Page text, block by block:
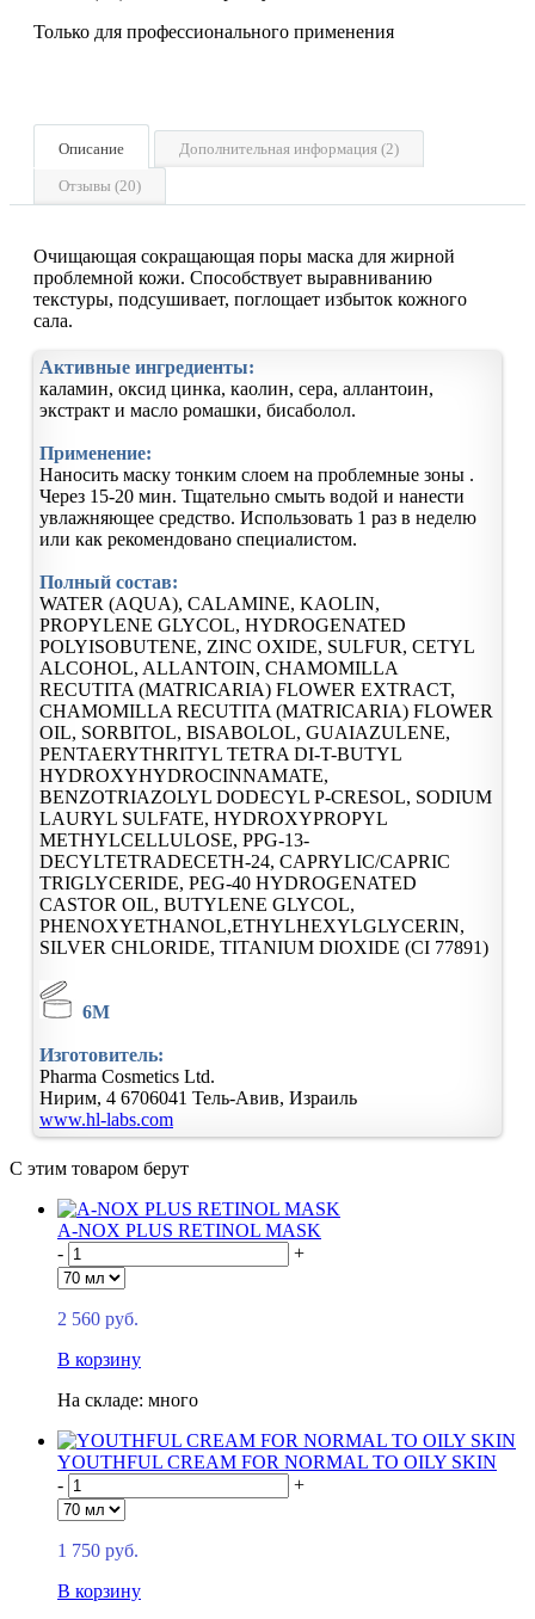
Только для профессионального применения
Описание Дополнительная информация (2)
Отзывы (20)
Очищающая сокращающая поры маска для жирной
проблемной кожи. Способствует выравниванию
текстуры, подсушивает, поглощает избыток кожного
сала.
Активные ингредиенты:
каламин, оксид цинка, каолин, сера, аллантоин,
экстракт и масло ромашки, бисаболол.
Применение:
Наносить маску тонким слоем на проблемные зоны .
Через 15-20 мин. Тщательно смыть водой и нанести
увлажняющее средство. Использовать 1 раз в неделю
или как рекомендовано специалистом.
Полный состав:
WATER (AQUA), CALAMINE, KAOLIN,
PROPYLENE GLYCOL, HYDROGENATED
POLYISOBUTENE, ZINC OXIDE, SULFUR, CETYL
ALCOHOL, ALLANTOIN, CHAMOMILLA
RECUTITA (MATRICARIA) FLOWER EXTRACT,
CHAMOMILLA RECUTITA (MATRICARIA) FLOWER
OIL, SORBITOL, BISABOLOL, GUAIAZULENE,
PENTAERYTHRITYL TETRA DI-T-BUTYL
HYDROXYHYDROCINNAMATE,
BENZOTRIAZOLYL DODECYL P-CRESOL, SODIUM
LAURYL SULFATE, HYDROXYPROPYL
METHYLCELLULOSE, PPG-13-
DECYLTETRADECETH-24, CAPRYLIC/CAPRIC
TRIGLYCERIDE, PEG-40 HYDROGENATED
CASTOR OIL, BUTYLENE GLYCOL,
PHENOXYETHANOL,ETHYLHEXYLGLYCERIN,
SILVER CHLORIDE, TITANIUM DIOXIDE (CI 77891)
6M
Изготовитель:
Pharma Cosmetics Ltd.
Нирим, 4 6706041 Тель-Авив, Израиль
www.hl-labs.com
С этим товаром берут
A-NOX PLUS RETINOL MASK
-
+
2 560 руб.
В корзину
На складе: много
YOUTHFUL CREAM FOR NORMAL TO OILY SKIN
-
+
1 750 руб.
В корзину